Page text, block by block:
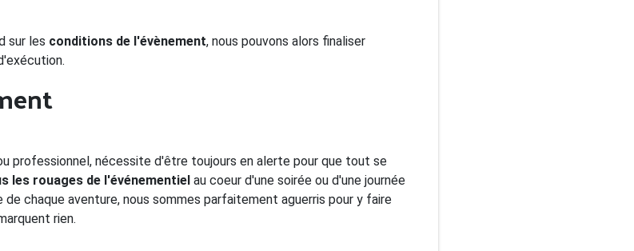
sur les conditions de l'évènement, nous pouvons alors finaliser
professionnel, nécessite d'être toujours en alerte pour que tout se
les rouages de l'événementiel au coeur d'une soirée ou d'une journée
chaque aventure, nous sommes parfaitement aguerris pour y faire
rien.